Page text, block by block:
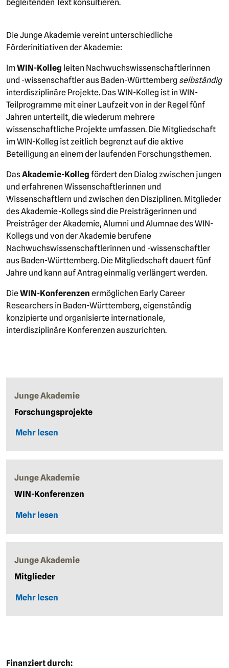
Die Junge Akademie vereint unterschiedliche
Förderinitiativen der Akademie:
ImWIN-Kolleg leiten Nachwuchswissenschaftlerinnen
und -wissenschaftler aus Baden-Württemberg selbständig
interdisziplinäre Projekte. Das WIN-Kolleg ist in WIN-
Teilprogramme mit einer Laufzeit von in der Regel fünf
Jahren unterteilt, die wiederum mehrere
wissenschaftliche Projekte umfassen. Die Mitgliedschaft
im WIN-Kolleg ist zeitlich begrenzt auf die aktive
Beteiligung an einem der laufenden Forschungsthemen.
DasAkademie-Kolleg fördert den Dialog zwischen jungen
und erfahrenen Wissenschaftlerinnen und
Wissenschaftlern und zwischen den Disziplinen. Mitglieder
des Akademie-Kollegs sind die Preisträgerinnen und
Preisträger der Akademie, Alumni und Alumnae des WIN-
Kollegs und von der Akademie berufene
Nachwuchswissenschaftlerinnen und -wissenschaftler
aus Baden-Württemberg. Die Mitgliedschaft dauert fünf
Jahre und kann auf Antrag einmalig verlängert werden.
DieWIN-Konferenzen ermöglichen Early Career
Researchers in Baden-Württemberg, eigenständig
konzipierte und organisierte internationale,
interdisziplinäre Konferenzen auszurichten.
Junge Akademie
Forschungsprojekte
Mehr lesen
Junge Akademie
WIN-Konferenzen
Mehr lesen
Junge Akademie
Mitglieder
Mehr lesen
Finanziert durch: